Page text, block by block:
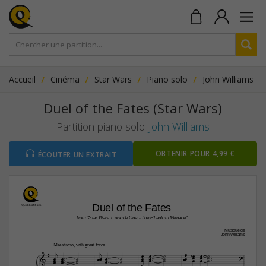
Accueil Cinéma Star Wars Piano solo John Williams
Duel of the Fates (Star Wars)
Partition piano solo John Williams
ÉCOUTER UN EXTRAIT OBTENIR POUR 4,99 €
Duel of the Fates
Musique de
John Williams
Maestuoso, with great force
 
from "Star Wars: Episode One - The Phantom Menace"




  


  

 

  
 
 

 

